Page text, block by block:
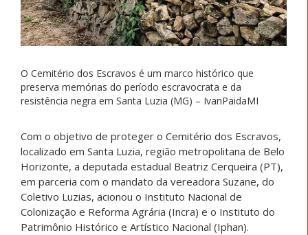
O Cemitério dos Escravos é um marco histórico que
preserva memórias do período escravocrata e da
resistência negra em Santa Luzia (MG) – IvanPaidaMI
Com o objetivo de proteger o Cemitério dos Escravos,
localizado em Santa Luzia, região metropolitana de Belo
Horizonte, a deputada estadual Beatriz Cerqueira (PT),
em parceria com o mandato da vereadora Suzane, do
Coletivo Luzias, acionou o Instituto Nacional de
Colonização e Reforma Agrária (Incra) e o Instituto do
Patrimônio Histórico e Artístico Nacional (Iphan).